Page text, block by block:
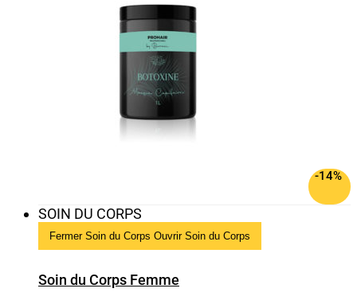
-14%
SOIN DU CORPS
Fermer Soin du Corps Ouvrir Soin du Corps
Soin du Corps Femme